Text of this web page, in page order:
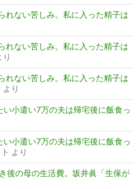
れない苦しみ。私に入った精子は
れない苦しみ。私に入った精子は
り
れない苦しみ。私に入った精子は
より
小遣い7万の夫は帰宅後に飯食っ
小遣い7万の夫は帰宅後に飯食っ
より
後の母の生活費。坂井眞「生保が